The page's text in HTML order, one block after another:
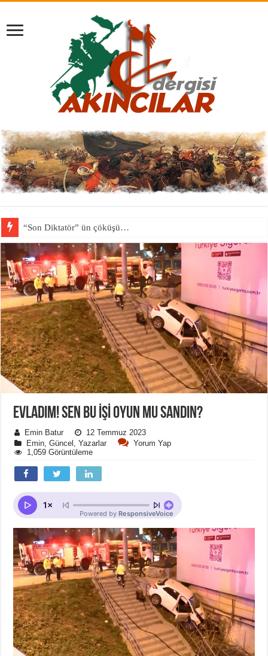
“Son Diktatör” ün çöküşü…
EVLADIM! SEN BU IŞI OYUN MU SANDIN?
Emin Batur
12 Temmuz 2023
Emin ,Güncel ,Yazarlar
Yorum Yap
1,059 Görüntüleme